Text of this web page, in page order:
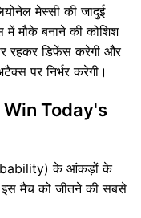
मेस्सी की जादुई
में मौके बनाने की कोशिश
रहकर डिफेंस करेगी और
पर निर्भर करेगी।
Win Today's
के आंकड़ों के
इस मैच को जीतने की सबसे